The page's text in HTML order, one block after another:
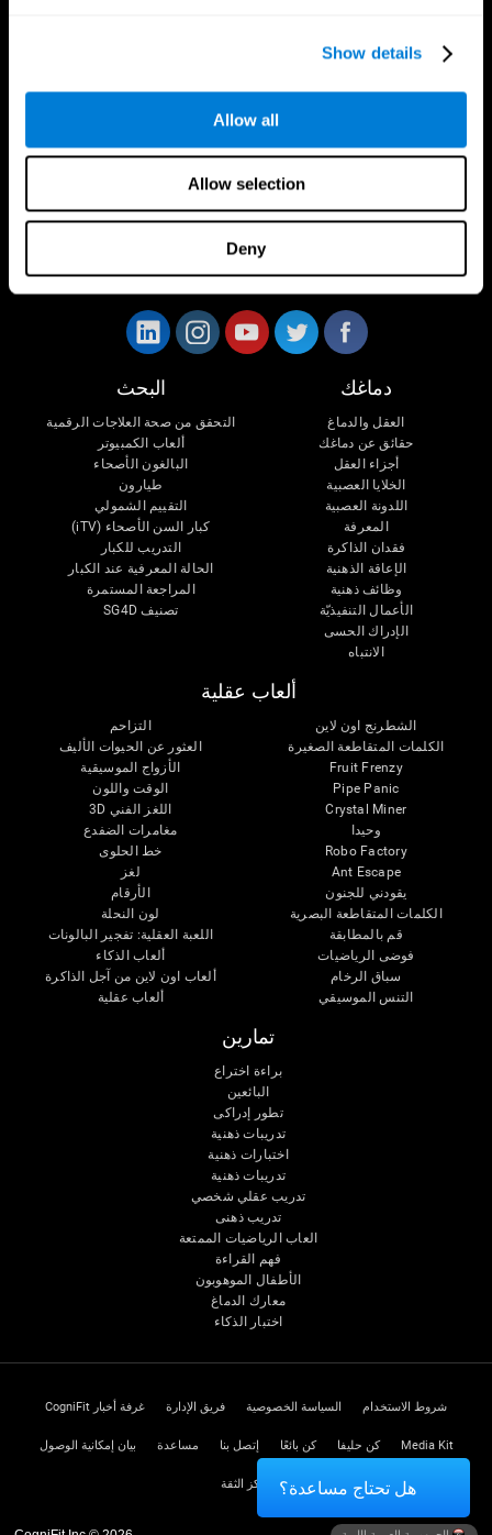
Show details
Allow all
Allow selection
Deny
تابعونا على
دماغك
العقل والدماغ
حقائق عن دماغك
أجزاء العقل
الخلايا العصبية
اللدونة العصبية
المعرفة
فقدان الذاكرة
الإعاقة الذهنية
وظائف ذهنية
الأعمال التنفيذيّة
الإدراك الحسى
الانتباه
البحث
التحقق من صحة العلاجات الرقمية
ألعاب الكمبيوتر
البالغون الأصحاء
طيارون
التقييم الشمولي
كبار السن الأصحاء (iTV)
التدريب للكبار
الحالة المعرفية عند الكبار
المراجعة المستمرة
تصنيف SG4D
ألعاب عقلية
الشطرنج اون لاين
الكلمات المتقاطعة الصغيرة
Fruit Frenzy
Pipe Panic
Crystal Miner
وحيدا
Robo Factory
Ant Escape
يقودني للجنون
الكلمات المتقاطعة البصرية
قم بالمطابقة
فوضى الرياضيات
سباق الرخام
التنس الموسيقي
التزاحم
العثور عن الحيوات الأليف
الأزواج الموسيقية
الوقت واللون
اللغز الفني 3D
مغامرات الضفدع
خط الحلوى
لغز
الأرقام
لون النحلة
اللعبة العقلية: تفجير البالونات
ألعاب الذكاء
ألعاب اون لاين من آجل الذاكرة
ألعاب عقلية
تمارين
براءة اختراع
البائعين
تطور إدراكى
تدريبات ذهنية
اختبارات ذهنية
تدريبات ذهنية
تدريب عقلي شخصي
تدريب ذهنى
العاب الرياضيات الممتعة
فهم القراءة
الأطفال الموهوبون
معارك الدماغ
اختبار الذكاء
شروط الاستخدام السياسة الخصوصية فريق الإدارة غرفة أخبار CogniFit
Media Kit كن حليفا كن بائعًا إتصل بنا مساعدة بيان إمكانية الوصول
مركز الثقة هل تحتاج مساعدة؟